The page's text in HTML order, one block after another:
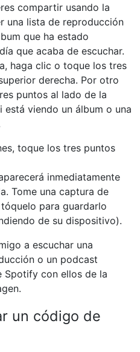
compartir usando la
una lista de reproducción
que ha estado
que acaba de escuchar.
haga clic o toque los tres
derecha. Por otro
puntos al lado de la
viendo un álbum o una
toque los tres puntos
inmediatamente
Tome una captura de
para guardarlo
de su dispositivo).
a escuchar una
o un podcast
con ellos de la
un código de